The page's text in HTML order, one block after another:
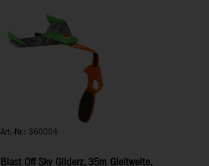
Art.-Nr.: 360004
Blast Off Sky Gliderz, 35m Gleitweite,